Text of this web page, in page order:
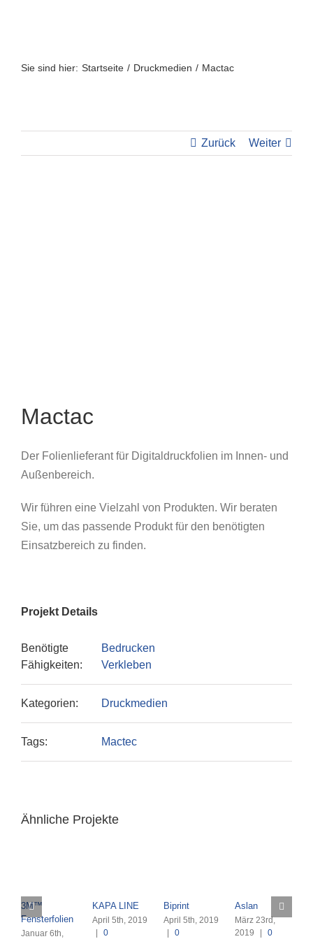
Sie sind hier: Startseite Druckmedien Mactac
Zurück Weiter
Mactac
Der Folienlieferant für Digitaldruckfolien im Innen- und
Außenbereich.
Wir führen eine Vielzahl von Produkten. Wir beraten
Sie, um das passende Produkt für den benötigten
Einsatzbereich zu finden.
Projekt Details
Benötigte
Fähigkeiten:
Bedrucken
Verkleben
Kategorien: Druckmedien
Tags: Mactec
Ähnliche Projekte
3M™
Fensterfolien
Januar 6th,
KAPA LINE
April 5th, 2019
|
0
Biprint
April 5th, 2019
|
0
Aslan
März 23rd,
2019
| 0